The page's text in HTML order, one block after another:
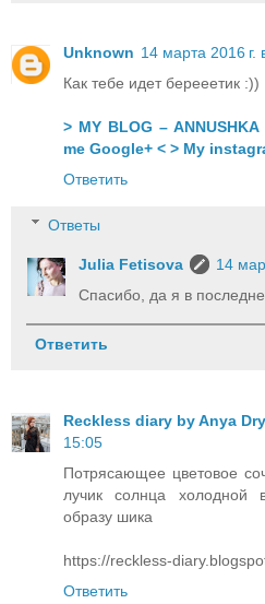
Unknown 14 марта 2016 г.
Как тебе идет берееетик :))
> MY BLOG –
me Google+ < > My
Ответить
Ответы
Julia Fetisova
14
Спасибо, да я в
Ответить
Reckless diary by Anya
15:05
Потрясающее цветовое
лучик солнца холодной
образу шика
https://reckless-
Ответить